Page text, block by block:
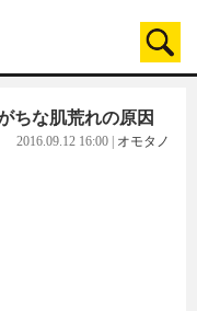
ちな肌荒れの原因
2016.09.12 16:00 オモタノ